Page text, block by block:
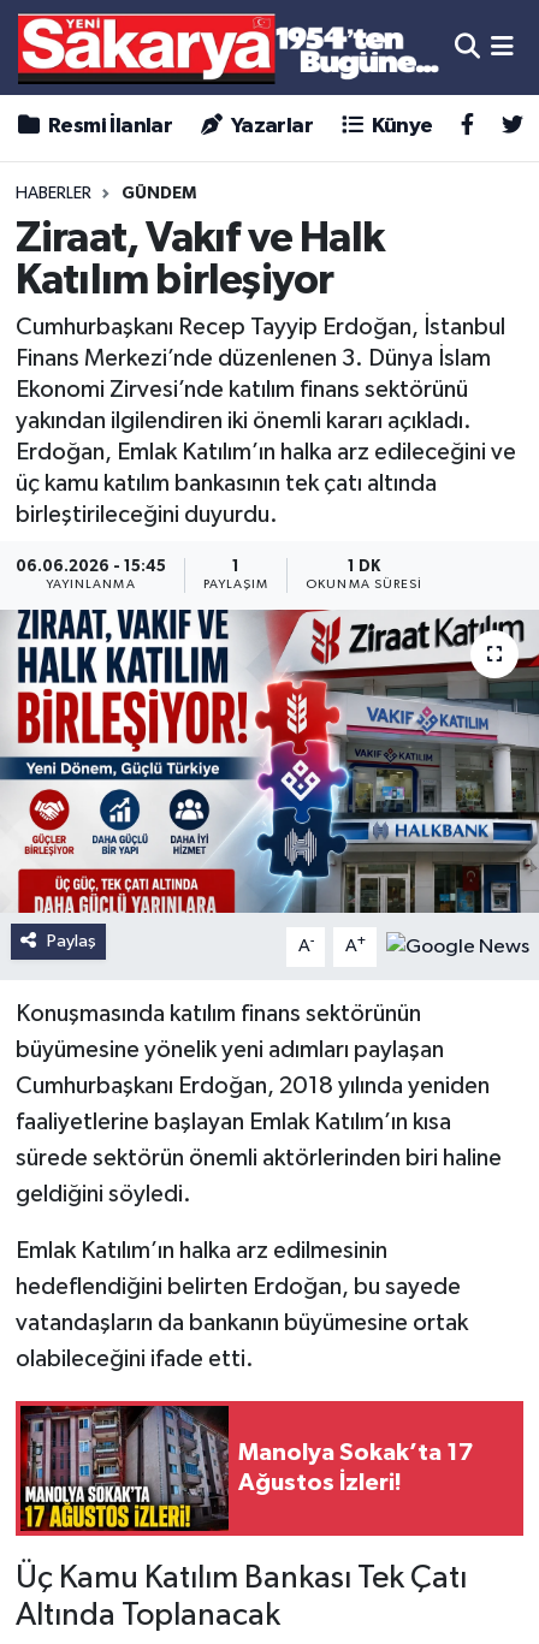
Resmi İlanlar Yazarlar Künye
HABERLER GÜNDEM
Ziraat, Vakıf ve Halk
Katılım birleşiyor
Cumhurbaşkanı Recep Tayyip Erdoğan, İstanbul
Finans Merkezi’nde düzenlenen 3. Dünya İslam
Ekonomi Zirvesi’nde katılım finans sektörünü
yakından ilgilendiren iki önemli kararı açıkladı.
Erdoğan, Emlak Katılım’ın halka arz edileceğini ve
üç kamu katılım bankasının tek çatı altında
birleştirileceğini duyurdu.
06.06.2026 - 15:45
YAYINLANMA PAYLAŞIM
1 DK
OKUNMA SÜRESI
Paylaş A- A+
Konuşmasında katılım finans sektörünün
büyümesine yönelik yeni adımları paylaşan
Cumhurbaşkanı Erdoğan, 2018 yılında yeniden
faaliyetlerine başlayan Emlak Katılım’ın kısa
sürede sektörün önemli aktörlerinden biri haline
geldiğini söyledi.
Emlak Katılım’ın halka arz edilmesinin
hedeflendiğini belirten Erdoğan, bu sayede
vatandaşların da bankanın büyümesine ortak
olabileceğini ifade etti.
Manolya Sokak’ta 17
Ağustos İzleri!
Üç Kamu Katılım Bankası Tek Çatı
Altında Toplanacak